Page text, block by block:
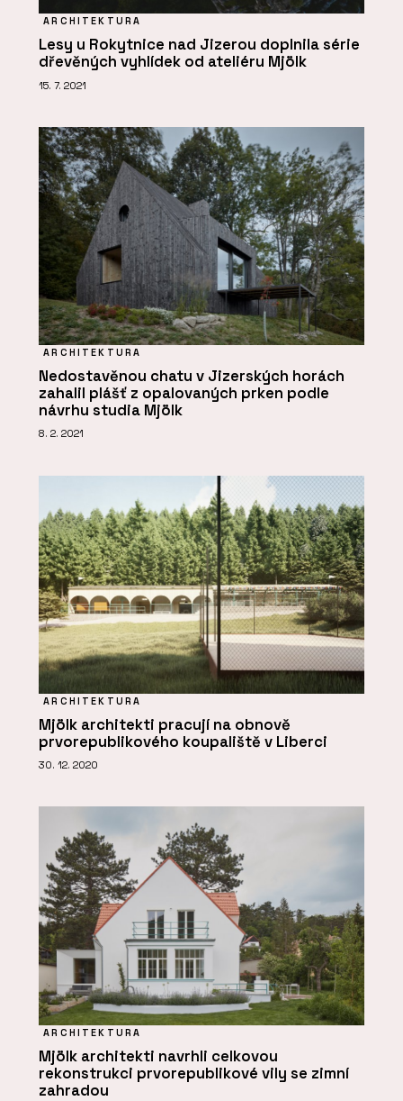
ARCHITEKTURA
Lesy u Rokytnice nad Jizerou doplnila série
dřevěných vyhlídek od ateliéru Mjölk
15. 7. 2021
ARCHITEKTURA
Nedostavěnou chatu v Jizerských horách
zahalil plášť z opalovaných prken podle
návrhu studia Mjölk
8. 2. 2021
ARCHITEKTURA
Mjölk architekti pracují na obnově
prvorepublikového koupaliště v Liberci
30. 12. 2020
ARCHITEKTURA
Mjölk architekti navrhli celkovou
rekonstrukci prvorepublikové vily se zimní
zahradou